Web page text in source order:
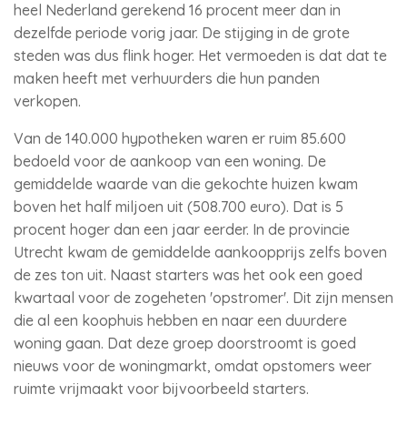
heel Nederland gerekend 16 procent meer dan in
dezelfde periode vorig jaar. De stijging in de grote
steden was dus flink hoger. Het vermoeden is dat dat te
maken heeft met verhuurders die hun panden
verkopen.
Van de 140.000 hypotheken waren er ruim 85.600
bedoeld voor de aankoop van een woning. De
gemiddelde waarde van die gekochte huizen kwam
boven het half miljoen uit (508.700 euro). Dat is 5
procent hoger dan een jaar eerder. In de provincie
Utrecht kwam de gemiddelde aankoopprijs zelfs boven
de zes ton uit. Naast starters was het ook een goed
kwartaal voor de zogeheten 'opstromer'. Dit zijn mensen
die al een koophuis hebben en naar een duurdere
woning gaan. Dat deze groep doorstroomt is goed
nieuws voor de woningmarkt, omdat opstomers weer
ruimte vrijmaakt voor bijvoorbeeld starters.